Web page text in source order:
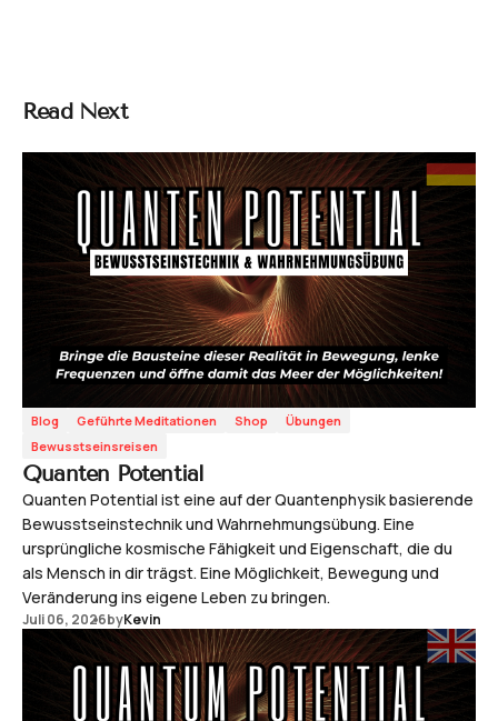
Read Next
Blog Geführte Meditationen Shop
Übungen
Bewusstseinsreisen
Quanten Potential
Quanten Potential ist eine auf der Quantenphysik basierende
Bewusstseinstechnik und Wahrnehmungsübung. Eine
ursprüngliche kosmische Fähigkeit und Eigenschaft, die du
als Mensch in dir trägst. Eine Möglichkeit, Bewegung und
Veränderung ins eigene Leben zu bringen.
Juli 06, 2026byKevin